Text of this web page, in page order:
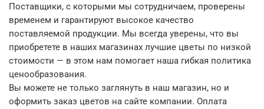
Поставщики, с которыми мы сотрудничаем, проверены
временем и гарантируют высокое качество
поставляемой продукции. Мы всегда уверены, что вы
приобретете в наших магазинах лучшие цветы по низкой
стоимости — в этом нам помогает наша гибкая политика
ценообразования.
Вы можете не только заглянуть в наш магазин, но и
оформить заказ цветов на сайте компании. Оплата